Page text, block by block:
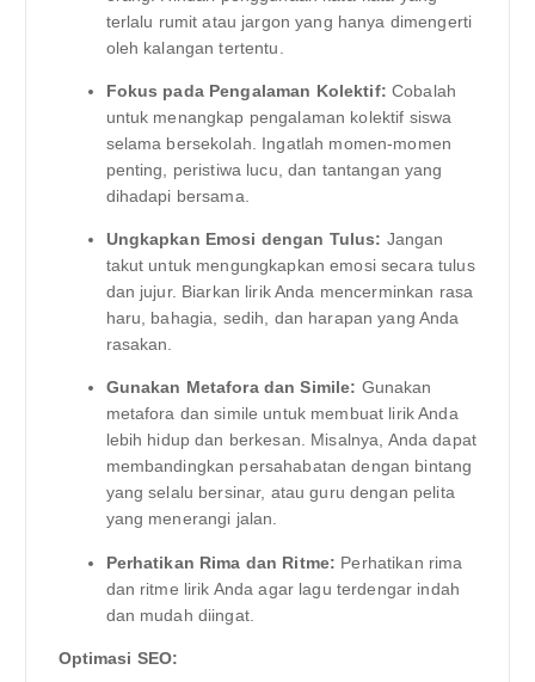
terlalu rumit atau jargon yang hanya dimengerti
oleh kalangan tertentu.
Fokus pada Pengalaman Kolektif: Cobalah
untuk menangkap pengalaman kolektif siswa
selama bersekolah. Ingatlah momen-momen
penting, peristiwa lucu, dan tantangan yang
dihadapi bersama.
Ungkapkan Emosi dengan Tulus: Jangan
takut untuk mengungkapkan emosi secara tulus
dan jujur. Biarkan lirik Anda mencerminkan rasa
haru, bahagia, sedih, dan harapan yang Anda
rasakan.
Gunakan Metafora dan Simile: Gunakan
metafora dan simile untuk membuat lirik Anda
lebih hidup dan berkesan. Misalnya, Anda dapat
membandingkan persahabatan dengan bintang
yang selalu bersinar, atau guru dengan pelita
yang menerangi jalan.
Perhatikan Rima dan Ritme: Perhatikan rima
dan ritme lirik Anda agar lagu terdengar indah
dan mudah diingat.
Optimasi SEO: